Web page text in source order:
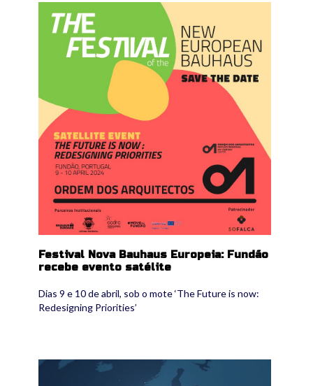
Festival Nova Bauhaus Europeia: Fundão
recebe evento satélite
Dias 9 e 10 de abril, sob o mote ‘The Future is now:
Redesigning Priorities’
rsw.jpg